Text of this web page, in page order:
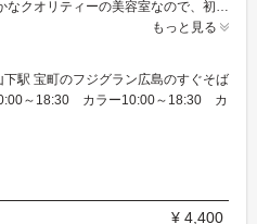
カウンセリングから技術力まで確かなクオリティーの美容室なので、初めての方でもご安心してお使いいただけます☆ぜひお気軽にご来店ください♪
もっと見る
駅 宝町のフジグラン広島のすぐそば
～18:30 カラー10:00～18:30 カ
¥ 4,400